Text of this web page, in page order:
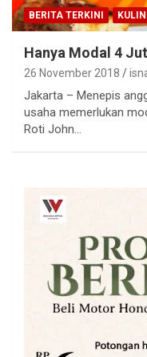
BERITA TERKINI
Hanya Modal 4
26 November 2018
Jakarta – Menepis
usaha memerlukan
Roti John…